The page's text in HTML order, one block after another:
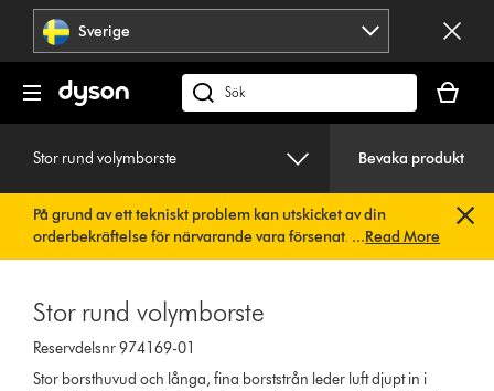
Hoppa
navigering
Sverige
Sök
på
är
tom
Stor rund volymborste
Bevaka produkt
På grund av ett tekniskt problem kan utskicket av din
orderbekräftelse för närvarande vara försenat. Vi arbetar
redan på en snabb lösning.Du behöver inte göra någonting.
automatiskt.
...Read More
Stor rund volymborste
Reservdelsnr 974169-01
Stor borsthuvud och långa, fina borststrån leder luft djupt in i